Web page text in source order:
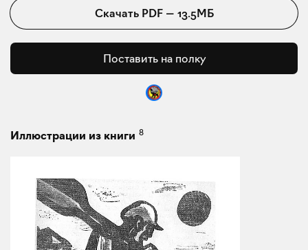
Скачать PDF— 13.5МБ
Поставить на полку
Иллюстрации из книги 8